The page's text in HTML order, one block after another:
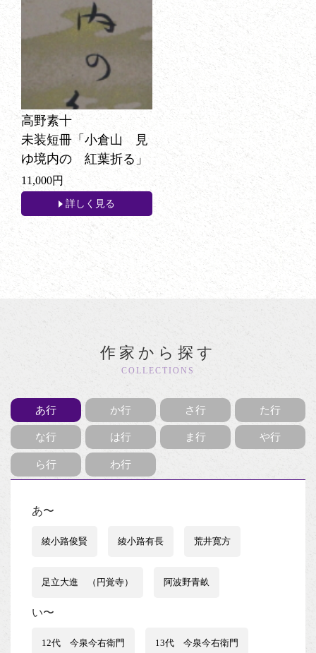
高野素十
未装短冊「小倉山 見
ゆ境内の 紅葉折る」
11,000円
詳しく見る
作家から探す
COLLECTIONS
あ行 か行 さ行 た行
な行 は行 ま行 や行
ら行 わ行
あ〜
綾小路俊賢 綾小路有長 荒井寛方
足立大進 （円覚寺） 阿波野青畝
い〜
12代 今泉今右衛門 13代 今泉今右衛門